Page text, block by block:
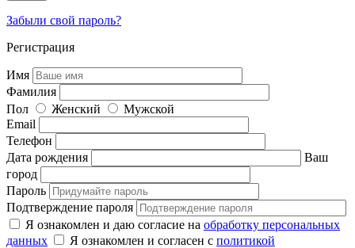
Забыли свой пароль?
Регистрация
Имя
Фамилия
Пол
Женский
Мужской
Email
Телефон
Дата рождения
Ваш
город
Пароль
Подтверждение пароля
Я ознакомлен и даю согласие на обработку персональных
данных
Я ознакомлен и согласен с политикой